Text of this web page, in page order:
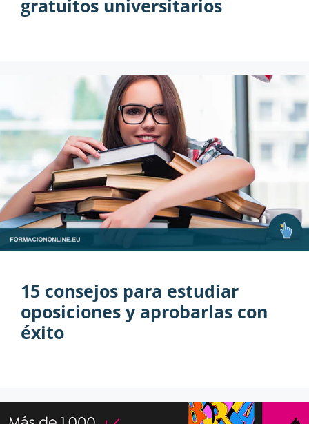
gratuitos universitarios
15 consejos para estudiar
oposiciones y aprobarlas con
éxito